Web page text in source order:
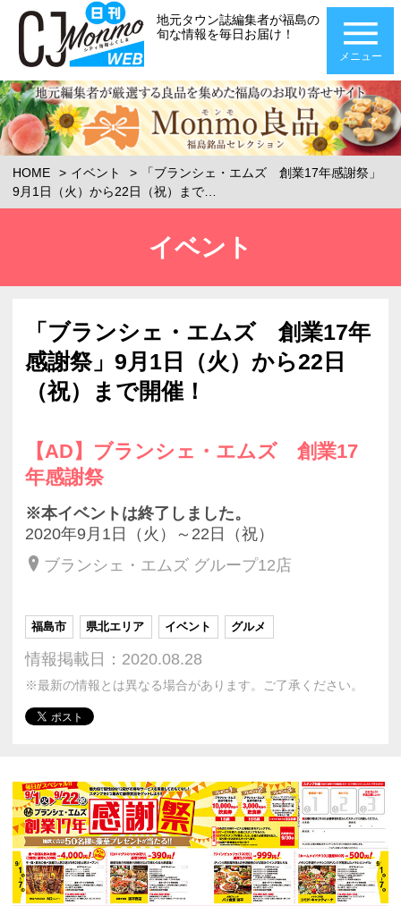
地元タウン誌編集者が福島の
旬な情報を毎日お届け！
メニュー
HOME イベント
「ブランシェ・エムズ 創業17年感謝祭」
9月1日（火）から22日（祝）まで…
イベント
「ブランシェ・エムズ 創業17年
感謝祭」9月1日（火）から22日
（祝）まで開催！
【AD】ブランシェ・エムズ 創業17
年感謝祭
※本イベントは終了しました。
2020年9月1日（火）～22日（祝）
ブランシェ・エムズ グループ12店
福島市 県北エリア イベント グルメ
情報掲載日：2020.08.28
※最新の情報とは異なる場合があります。ご了承ください。